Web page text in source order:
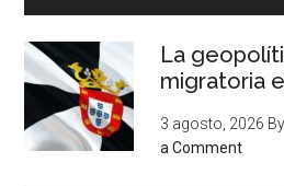
La
migratoria
3 agosto, 2026 By
a Comment